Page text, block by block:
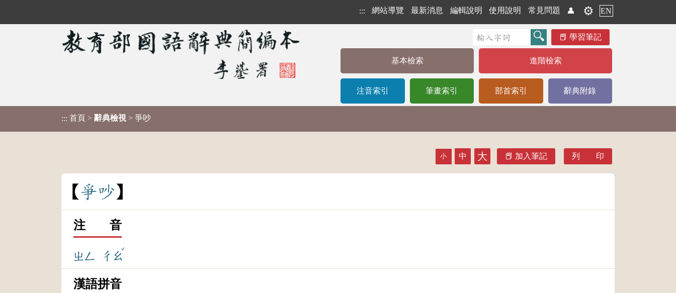
::: 網站導覽 最新消息 編輯說明 使用說明 常見問題 👤 ⚙️ EN
學習筆記
基本檢索 進階檢索
注音索引 筆畫索引 部首索引 辭典附錄
::: 首頁 > 辭典檢視 > 爭吵
小 中 大 加入筆記 列 印
爭吵
注 音
ㄓㄥ ㄔㄠ
ˇ
漢語拼音